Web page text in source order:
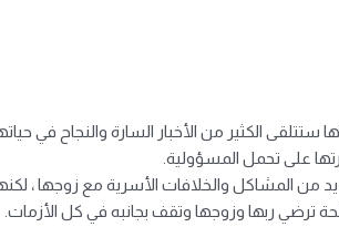
الكثير من الأخبار السارة والنجاح في
على تحمل المسؤولية.
من المشاكل والخلافات الأسرية مع زوجها ،
ترضي ربها وزوجها وتقف بجانبه في كل الأزمات.